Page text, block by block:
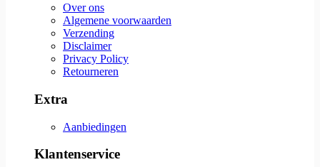
Over ons
Algemene voorwaarden
Verzending
Disclaimer
Privacy Policy
Retourneren
Extra
Aanbiedingen
Klantenservice